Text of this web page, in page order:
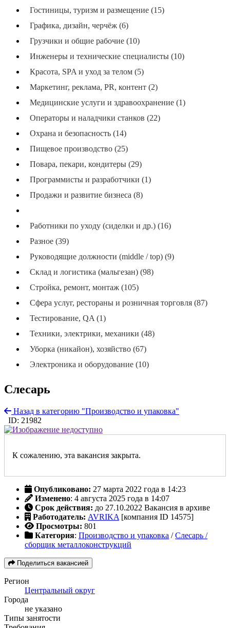
Гостиницы, туризм и размещение (15)
Графика, дизайн, черчёж (6)
Грузчики и общие рабочие (10)
Инженеры и технические специалисты (10)
Красота, SPA и уход за телом (5)
Маркетинг, реклама, PR, контент (2)
Медицинские услуги и здравоохранение (1)
Операторы и наладчики станков (22)
Охрана и безопасность (14)
Пищевое производство (25)
Повара, пекари, кондитеры (29)
Программисты и разработчики (1)
Продажи и развитие бизнеса (8)
Работники по уходу (сиделки и др.) (16)
Разное (39)
Руководящие должности (middle / top) (9)
Склад и логистика (мальгезан) (98)
Стройка, ремонт, монтаж (105)
Сфера услуг, рестораны и розничная торговля (87)
Тестирование, QA (1)
Техники, электрики, механики (48)
Уборка (никайон), хозяйство (67)
Электроника и оборудование (10)
Слесарь
Назад в категорию "Производство и упаковка"
ID: 21982
К сожалению, эта вакансия закрыта.
Опубликовано: 27 марта 2022 года в 14:23
Изменено: 4 августа 2025 года в 14:07
Срок действия: до 27.10.2022 Вакансия в архиве
Работодатель: AVRIKA [компания ID 14575]
Просмотры: 801
Категория: Производство и упаковка /Слесарь /
сборщик металлоконструкций
Поделиться вакансией
Регион
Центральный округ
Города
не указано
Типы занятости